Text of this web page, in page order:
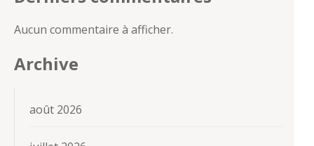
Aucun commentaire à afficher.
Archive
août 2026